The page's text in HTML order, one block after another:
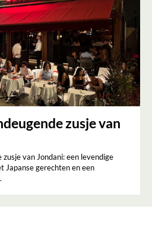
zusje van
zusje van Jondani: een levendige
Japanse gerechten en een